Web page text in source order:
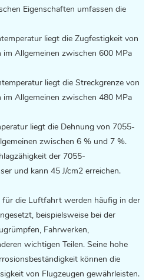
Eigenschaften umfassen die
liegt die Zugfestigkeit von
Allgemeinen zwischen 600 MPa
liegt die Streckgrenze von
Allgemeinen zwischen 480 MPa
liegt die Dehnung von 7055-
zwischen 6 % und 7 %.
der 7055-
und kann 45 J/cm2 erreichen.
für die Luftfahrtwerden häufig in der
beispielsweise bei der
Fahrwerken,
wichtigen Teilen. Seine hohe
können die
von Flugzeugen gewährleisten.